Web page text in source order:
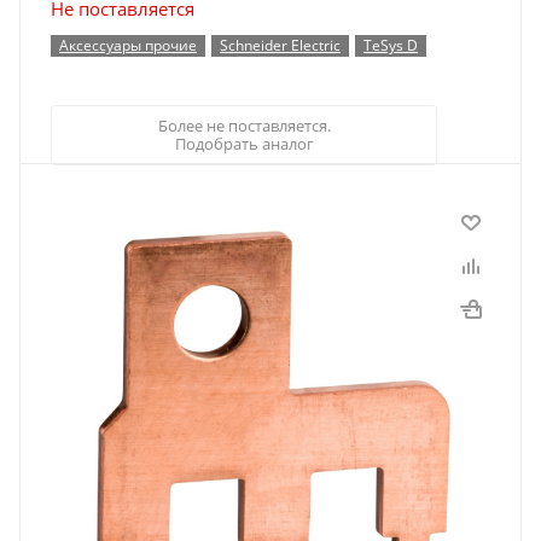
Не поставляется
Аксессуары прочие Schneider Electric TeSys D
Более не поставляется.
Подобрать аналог